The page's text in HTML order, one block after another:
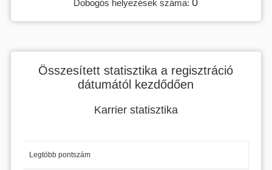
Dobogós helyezések száma:0
Összesített statisztika a regisztráció
dátumától kezdődően
Karrier statisztika
Legtöbb pontszám